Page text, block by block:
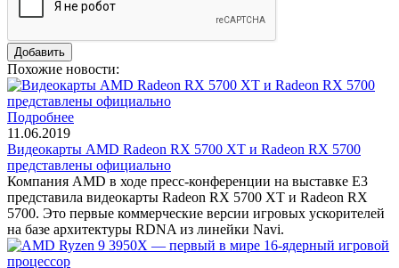
Похожие новости:
Подробнее
11.06.2019
Видеокарты AMD Radeon RX 5700 XT и Radeon RX 5700
представлены официально
Компания AMD в ходе пресс-конференции на выставке E3
представила видеокарты Radeon RX 5700 XT и Radeon RX
5700. Это первые коммерческие версии игровых ускорителей
на базе архитектуры RDNA из линейки Navi.